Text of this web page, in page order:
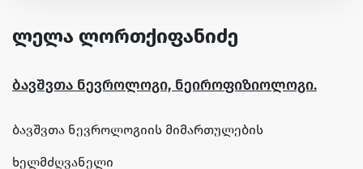
ლელა ლორთქიფანიძე
ბავშვთა ნევროლოგი, ნეიროფიზიოლოგი.
ბავშვთა ნევროლოგიის მიმართულების
ხელმძღვანელი